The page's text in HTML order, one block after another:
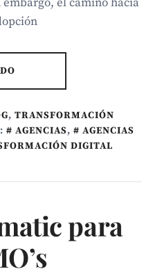
, TRANSFORMACIÓN
AGENCIAS,
AGENCIAS
DIGITAL
para